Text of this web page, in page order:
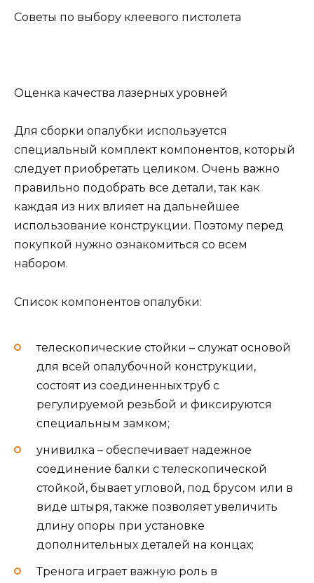
Советы по выбору клеевого пистолета
Оценка качества лазерных уровней
Для сборки опалубки используется
специальный комплект компонентов, который
следует приобретать целиком. Очень важно
правильно подобрать все детали, так как
каждая из них влияет на дальнейшее
использование конструкции. Поэтому перед
покупкой нужно ознакомиться со всем
набором.
Список компонентов опалубки:
телескопические стойки – служат основой
для всей опалубочной конструкции,
состоят из соединенных труб с
регулируемой резьбой и фиксируются
специальным замком;
унивилка – обеспечивает надежное
соединение балки с телескопической
стойкой, бывает угловой, под брусом или в
виде штыря, также позволяет увеличить
длину опоры при установке
дополнительных деталей на концах;
Тренога играет важную роль в